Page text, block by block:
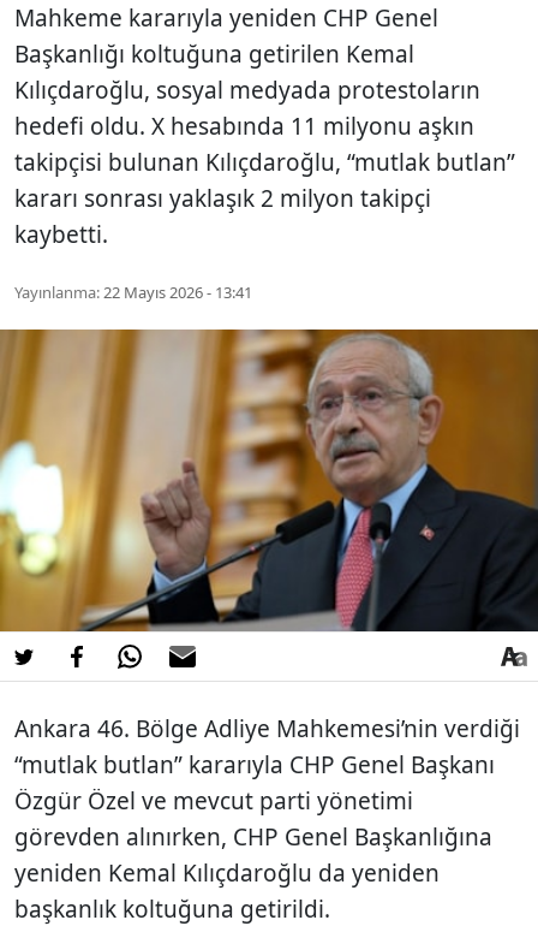
Mahkeme kararıyla yeniden CHP Genel
Başkanlığı koltuğuna getirilen Kemal
Kılıçdaroğlu, sosyal medyada protestoların
hedefi oldu. X hesabında 11 milyonu aşkın
takipçisi bulunan Kılıçdaroğlu, “mutlak butlan”
kararı sonrası yaklaşık 2 milyon takipçi
kaybetti.
Yayınlanma:22 Mayıs 2026 - 13:41
Ankara 46. Bölge Adliye Mahkemesi’nin verdiği
“mutlak butlan” kararıyla CHP Genel Başkanı
Özgür Özel ve mevcut parti yönetimi
görevden alınırken, CHP Genel Başkanlığına
yeniden Kemal Kılıçdaroğlu da yeniden
başkanlık koltuğuna getirildi.